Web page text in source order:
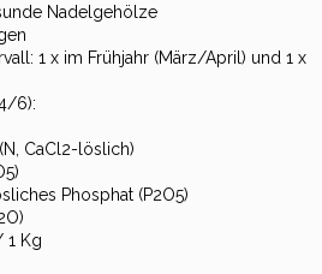
Nadelgehölze
1 x im Frühjahr (März/April) und 1 x
6):
CaCl2-löslich)
Phosphat (P2O5)
1 Kg